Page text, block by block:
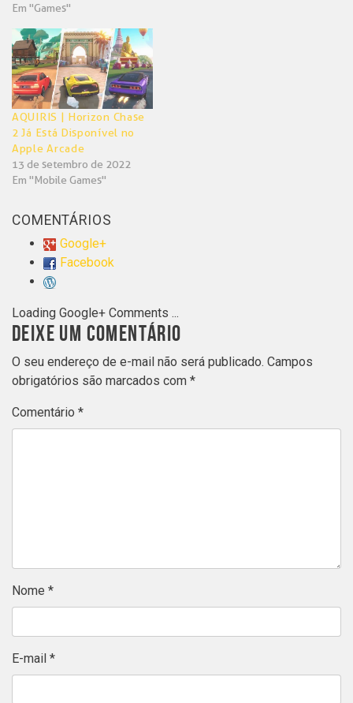
Em "Games"
AQUIRIS | Horizon Chase
2 Já Está Disponível no
Apple Arcade
13 de setembro de 2022
Em "Mobile Games"
COMENTÁRIOS
Google+
Facebook
Loading Google+ Comments ...
DEIXE UM COMENTÁRIO
O seu endereço de e-mail não será publicado. Campos
obrigatórios são marcados com *
Comentário *
Nome *
E-mail *